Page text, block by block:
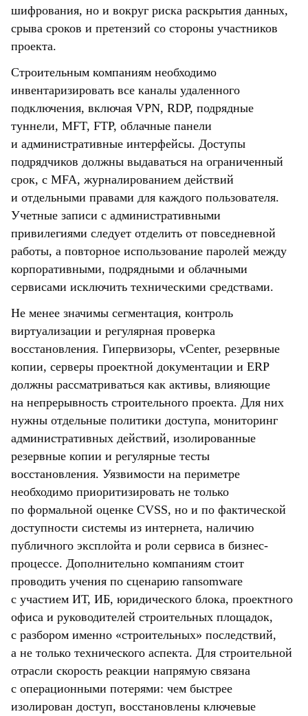
шифрования, но и вокруг риска раскрытия данных,
срыва сроков и претензий со стороны участников
проекта.
Строительным компаниям необходимо
инвентаризировать все каналы удаленного
подключения, включая VPN, RDP, подрядные
туннели, MFT, FTP, облачные панели
и административные интерфейсы. Доступы
подрядчиков должны выдаваться на ограниченный
срок, с MFA, журналированием действий
и отдельными правами для каждого пользователя.
Учетные записи с административными
привилегиями следует отделить от повседневной
работы, а повторное использование паролей между
корпоративными, подрядными и облачными
сервисами исключить техническими средствами.
Не менее значимы сегментация, контроль
виртуализации и регулярная проверка
восстановления. Гипервизоры, vCenter, резервные
копии, серверы проектной документации и ERP
должны рассматриваться как активы, влияющие
на непрерывность строительного проекта. Для них
нужны отдельные политики доступа, мониторинг
административных действий, изолированные
резервные копии и регулярные тесты
восстановления. Уязвимости на периметре
необходимо приоритизировать не только
по формальной оценке CVSS, но и по фактической
доступности системы из интернета, наличию
публичного эксплойта и роли сервиса в бизнес-
процессе. Дополнительно компаниям стоит
проводить учения по сценарию ransomware
с участием ИТ, ИБ, юридического блока, проектного
офиса и руководителей строительных площадок,
с разбором именно «строительных» последствий,
а не только технического аспекта. Для строительной
отрасли скорость реакции напрямую связана
с операционными потерями: чем быстрее
изолирован доступ, восстановлены ключевые